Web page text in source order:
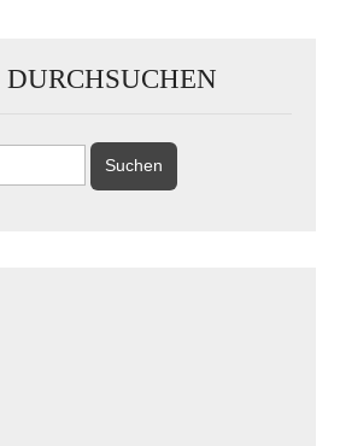
DURCHSUCHEN